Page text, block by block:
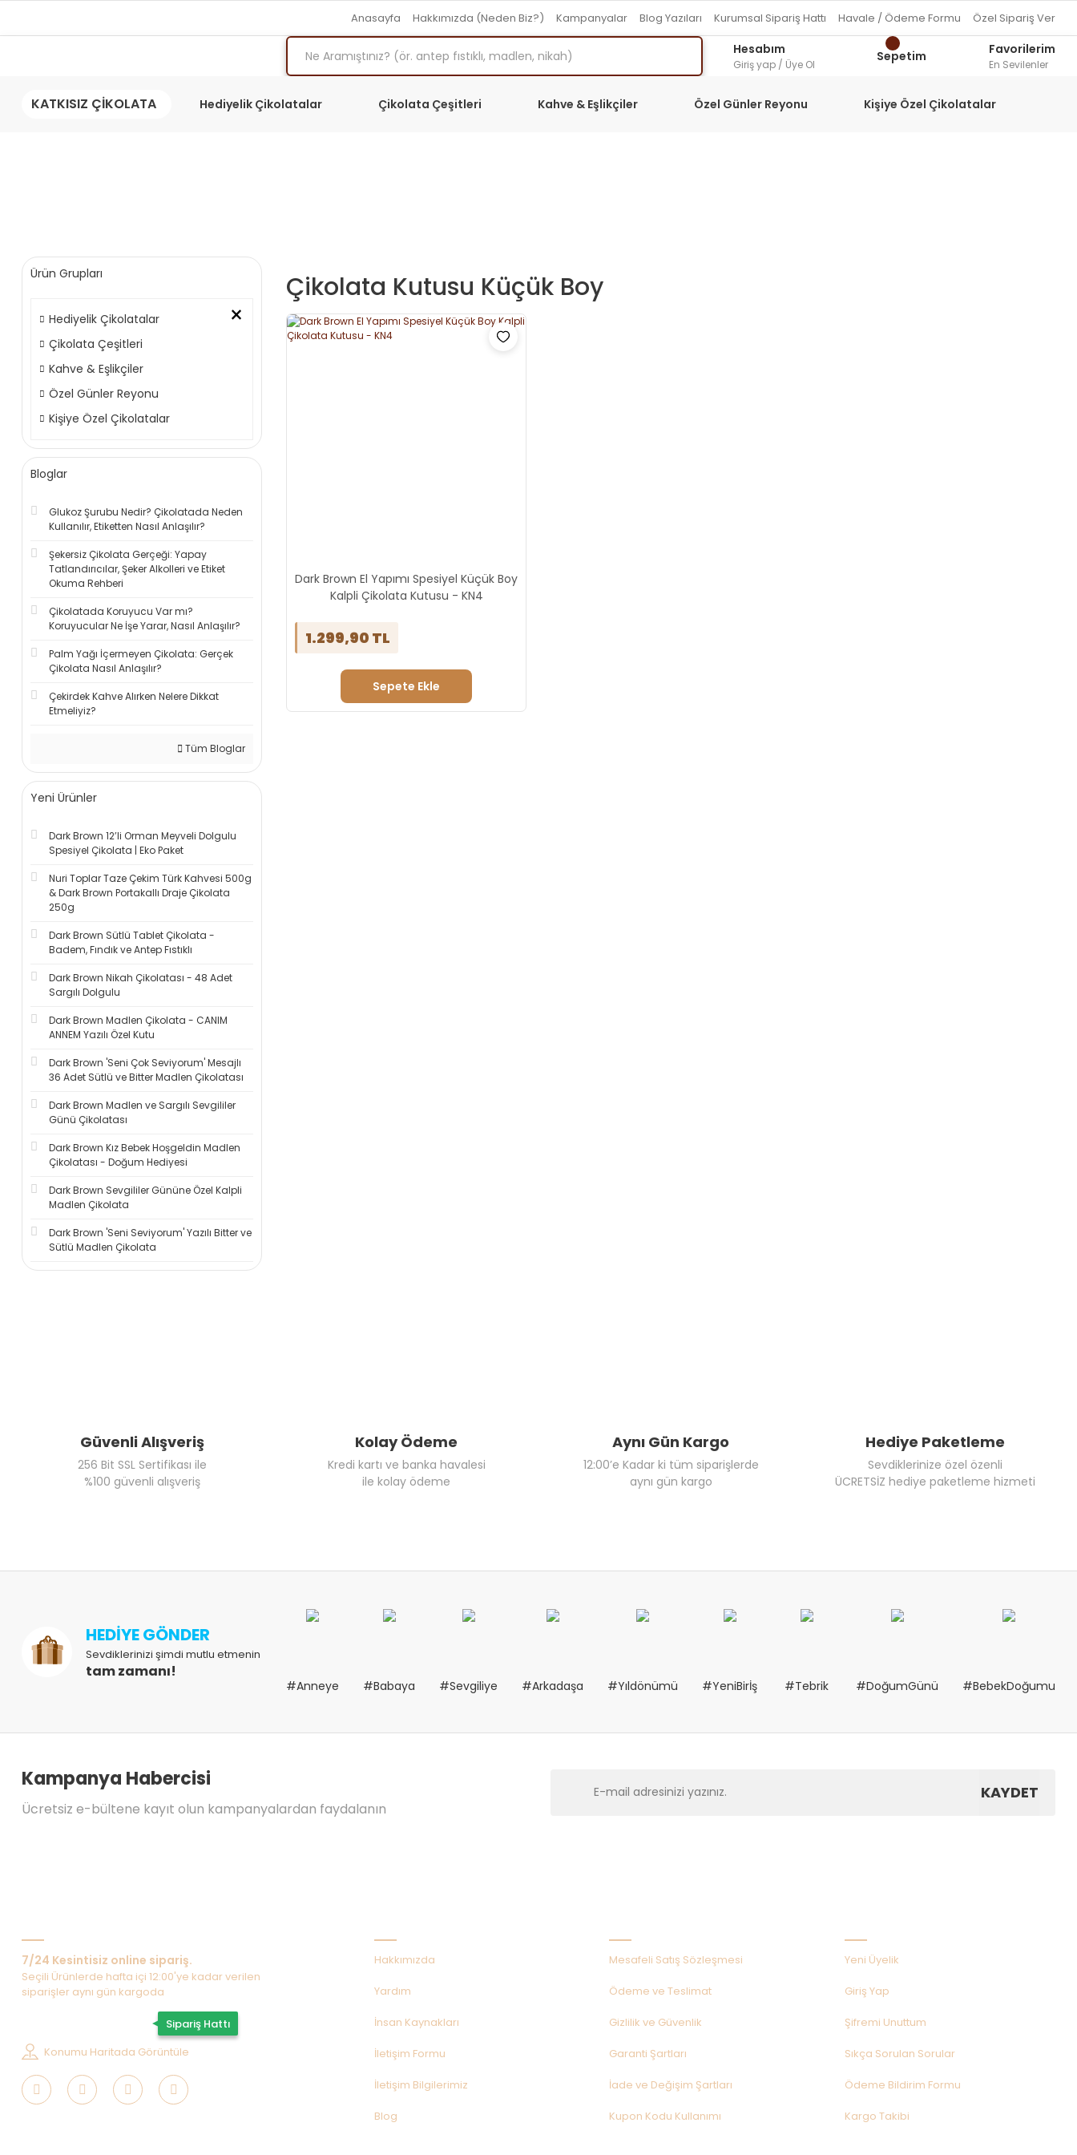
Anasayfa Hakkımızda (Neden Biz?) Kampanyalar Blog Yazıları Kurumsal Sipariş Hattı Havale / Ödeme Formu Özel Sipariş Ver
Hesabım
Giriş yap / Üye Ol
Sepetim Favorilerim
En Sevilenler
KATKISIZ ÇİKOLATA Hediyelik Çikolatalar Çikolata Çeşitleri Kahve & Eşlikçiler Özel Günler Reyonu Kişiye Özel Çikolatalar
Ürün Grupları
×
Hediyelik Çikolatalar
Çikolata Çeşitleri
Kahve & Eşlikçiler
Özel Günler Reyonu
Kişiye Özel Çikolatalar
Bloglar
Glukoz Şurubu Nedir? Çikolatada Neden
Kullanılır, Etiketten Nasıl Anlaşılır?
Şekersiz Çikolata Gerçeği: Yapay
Tatlandırıcılar, Şeker Alkolleri ve Etiket
Okuma Rehberi
Çikolatada Koruyucu Var mı?
Koruyucular Ne İşe Yarar, Nasıl Anlaşılır?
Palm Yağı İçermeyen Çikolata: Gerçek
Çikolata Nasıl Anlaşılır?
Çekirdek Kahve Alırken Nelere Dikkat
Etmeliyiz?
Tüm Bloglar
Yeni Ürünler
Dark Brown 12’li Orman Meyveli Dolgulu
Spesiyel Çikolata | Eko Paket
Nuri Toplar Taze Çekim Türk Kahvesi 500g
& Dark Brown Portakallı Draje Çikolata
250g
Dark Brown Sütlü Tablet Çikolata -
Badem, Fındık ve Antep Fıstıklı
Dark Brown Nikah Çikolatası - 48 Adet
Sargılı Dolgulu
Dark Brown Madlen Çikolata - CANIM
ANNEM Yazılı Özel Kutu
Dark Brown 'Seni Çok Seviyorum' Mesajlı
36 Adet Sütlü ve Bitter Madlen Çikolatası
Dark Brown Madlen ve Sargılı Sevgililer
Günü Çikolatası
Dark Brown Kız Bebek Hoşgeldin Madlen
Çikolatası - Doğum Hediyesi
Dark Brown Sevgililer Gününe Özel Kalpli
Madlen Çikolata
Dark Brown 'Seni Seviyorum' Yazılı Bitter ve
Sütlü Madlen Çikolata
Çikolata Kutusu Küçük Boy
Dark Brown El Yapımı Spesiyel Küçük Boy
Kalpli Çikolata Kutusu - KN4
1.299,90 TL
Sepete Ekle
Güvenli Alışveriş
256 Bit SSL Sertifikası ile
%100 güvenli alışveriş
Kolay Ödeme
Kredi kartı ve banka havalesi
ile kolay ödeme
Aynı Gün Kargo
12:00’e Kadar ki tüm siparişlerde
aynı gün kargo
Hediye Paketleme
Sevdiklerinize özel özenli
ÜCRETSİZ hediye paketleme hizmeti
HEDİYE GÖNDER
Sevdiklerinizi şimdi mutlu etmenin
tam zamanı!
#Anneye #Babaya #Sevgiliye #Arkadaşa #Yıldönümü #YeniBirİş #Tebrik #DoğumGünü #BebekDoğumu
Kampanya Habercisi
Ücretsiz e-bültene kayıt olun kampanyalardan faydalanın
KAYDET
7/24 Kesintisiz online sipariş.
Seçili Ürünlerde hafta içi 12:00'ye kadar verilen
siparişler aynı gün kargoda
Sipariş Hattı
Konumu Haritada Görüntüle
Hakkımızda
Yardım
İnsan Kaynakları
İletişim Formu
İletişim Bilgilerimiz
Blog
Mesafeli Satış Sözleşmesi
Ödeme ve Teslimat
Gizlilik ve Güvenlik
Garanti Şartları
İade ve Değişim Şartları
Kupon Kodu Kullanımı
Yeni Üyelik
Giriş Yap
Şifremi Unuttum
Sıkça Sorulan Sorular
Ödeme Bildirim Formu
Kargo Takibi